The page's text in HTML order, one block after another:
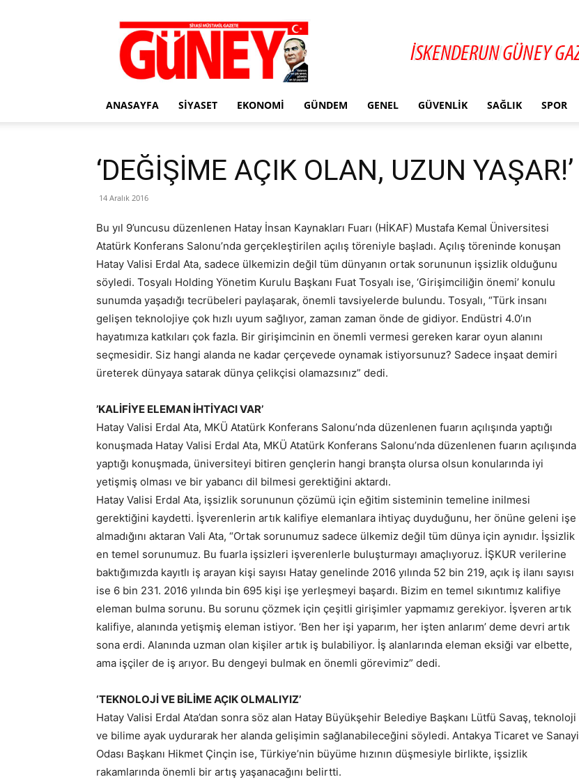
Gazete
Güney
ANASAYFA SIYASET EKONOMI GÜNDEM GENEL GÜVENLIK SAĞLIK SPOR
‘DEĞİŞİME AÇIK OLAN, UZUN YAŞAR!’
14 Aralık 2016
Bu yıl 9’uncusu düzenlenen Hatay İnsan Kaynakları Fuarı (HİKAF) Mustafa Kemal Üniversitesi
Atatürk Konferans Salonu’nda gerçekleştirilen açılış töreniyle başladı. Açılış töreninde konuşan
Hatay Valisi Erdal Ata, sadece ülkemizin değil tüm dünyanın ortak sorununun işsizlik olduğunu
söyledi. Tosyalı Holding Yönetim Kurulu Başkanı Fuat Tosyalı ise, ‘Girişimciliğin önemi’ konulu
sunumda yaşadığı tecrübeleri paylaşarak, önemli tavsiyelerde bulundu. Tosyalı, “Türk insanı
gelişen teknolojiye çok hızlı uyum sağlıyor, zaman zaman önde de gidiyor. Endüstri 4.0’ın
hayatımıza katkıları çok fazla. Bir girişimcinin en önemli vermesi gereken karar oyun alanını
seçmesidir. Siz hangi alanda ne kadar çerçevede oynamak istiyorsunuz? Sadece inşaat demiri
üreterek dünyaya satarak dünya çelikçisi olamazsınız” dedi.
’KALİFİYE ELEMAN İHTİYACI VAR’
Hatay Valisi Erdal Ata, MKÜ Atatürk Konferans Salonu’nda düzenlenen fuarın açılışında yaptığı
konuşmada Hatay Valisi Erdal Ata, MKÜ Atatürk Konferans Salonu’nda düzenlenen fuarın açılışında
yaptığı konuşmada, üniversiteyi bitiren gençlerin hangi branşta olursa olsun konularında iyi
yetişmiş olması ve bir yabancı dil bilmesi gerektiğini aktardı.
Hatay Valisi Erdal Ata, işsizlik sorununun çözümü için eğitim sisteminin temeline inilmesi
gerektiğini kaydetti. İşverenlerin artık kalifiye elemanlara ihtiyaç duyduğunu, her önüne geleni işe
almadığını aktaran Vali Ata, “Ortak sorunumuz sadece ülkemiz değil tüm dünya için aynıdır. İşsizlik
en temel sorunumuz. Bu fuarla işsizleri işverenlerle buluşturmayı amaçlıyoruz. İŞKUR verilerine
baktığımızda kayıtlı iş arayan kişi sayısı Hatay genelinde 2016 yılında 52 bin 219, açık iş ilanı sayısı
ise 6 bin 231. 2016 yılında bin 695 kişi işe yerleşmeyi başardı. Bizim en temel sıkıntımız kalifiye
eleman bulma sorunu. Bu sorunu çözmek için çeşitli girişimler yapmamız gerekiyor. İşveren artık
kalifiye, alanında yetişmiş eleman istiyor. ‘Ben her işi yaparım, her işten anlarım’ deme devri artık
sona erdi. Alanında uzman olan kişiler artık iş bulabiliyor. İş alanlarında eleman eksiği var elbette,
ama işçiler de iş arıyor. Bu dengeyi bulmak en önemli görevimiz” dedi.
‘TEKNOLOJİ VE BİLİME AÇIK OLMALIYIZ’
Hatay Valisi Erdal Ata’dan sonra söz alan Hatay Büyükşehir Belediye Başkanı Lütfü Savaş, teknoloji
ve bilime ayak uydurarak her alanda gelişimin sağlanabileceğini söyledi. Antakya Ticaret ve Sanayi
Odası Başkanı Hikmet Çinçin ise, Türkiye’nin büyüme hızının düşmesiyle birlikte, işsizlik
rakamlarında önemli bir artış yaşanacağını belirtti.